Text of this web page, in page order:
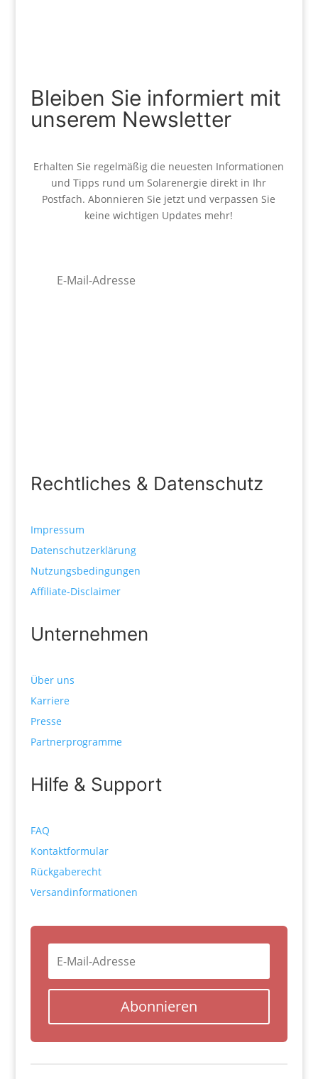
Bleiben Sie informiert mit
unserem Newsletter
Erhalten Sie regelmäßig die neuesten Informationen
und Tipps rund um Solarenergie direkt in Ihr
Postfach. Abonnieren Sie jetzt und verpassen Sie
keine wichtigen Updates mehr!
Rechtliches & Datenschutz
Impressum
Datenschutzerklärung
Nutzungsbedingungen
Affiliate-Disclaimer
Unternehmen
Über uns
Karriere
Presse
Partnerprogramme
Hilfe & Support
FAQ
Kontaktformular
Rückgaberecht
Versandinformationen
Abonnieren